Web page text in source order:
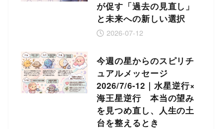
が促す「過去の見直し」
と未来への新しい選択
2026-07-12
今週の星からのスピリチ
ュアルメッセージ
2026/7/6-12｜水星逆行×
海王星逆行 本当の望み
を見つめ直し、人生の土
台を整えるとき